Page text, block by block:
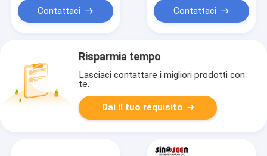
all'aperto
Contattaci
della fotocamera
USB
Contattaci
Risparmia tempo
Lasciaci contattare i migliori prodotti con
te.
Dai il tuo requisito